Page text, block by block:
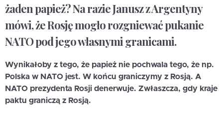
żaden papież? Na razie Janusz z Argentyny
mówi, że Rosję mogło rozgniewać pukanie
NATO pod jego własnymi granicami.
Wynikałoby z tego, że papież nie pochwala tego, że np.
Polska w NATO jest. W końcu graniczymy z Rosją. A
NATO prezydenta Rosji denerwuje. Zwłaszcza, gdy kraje
paktu graniczą z Rosją.